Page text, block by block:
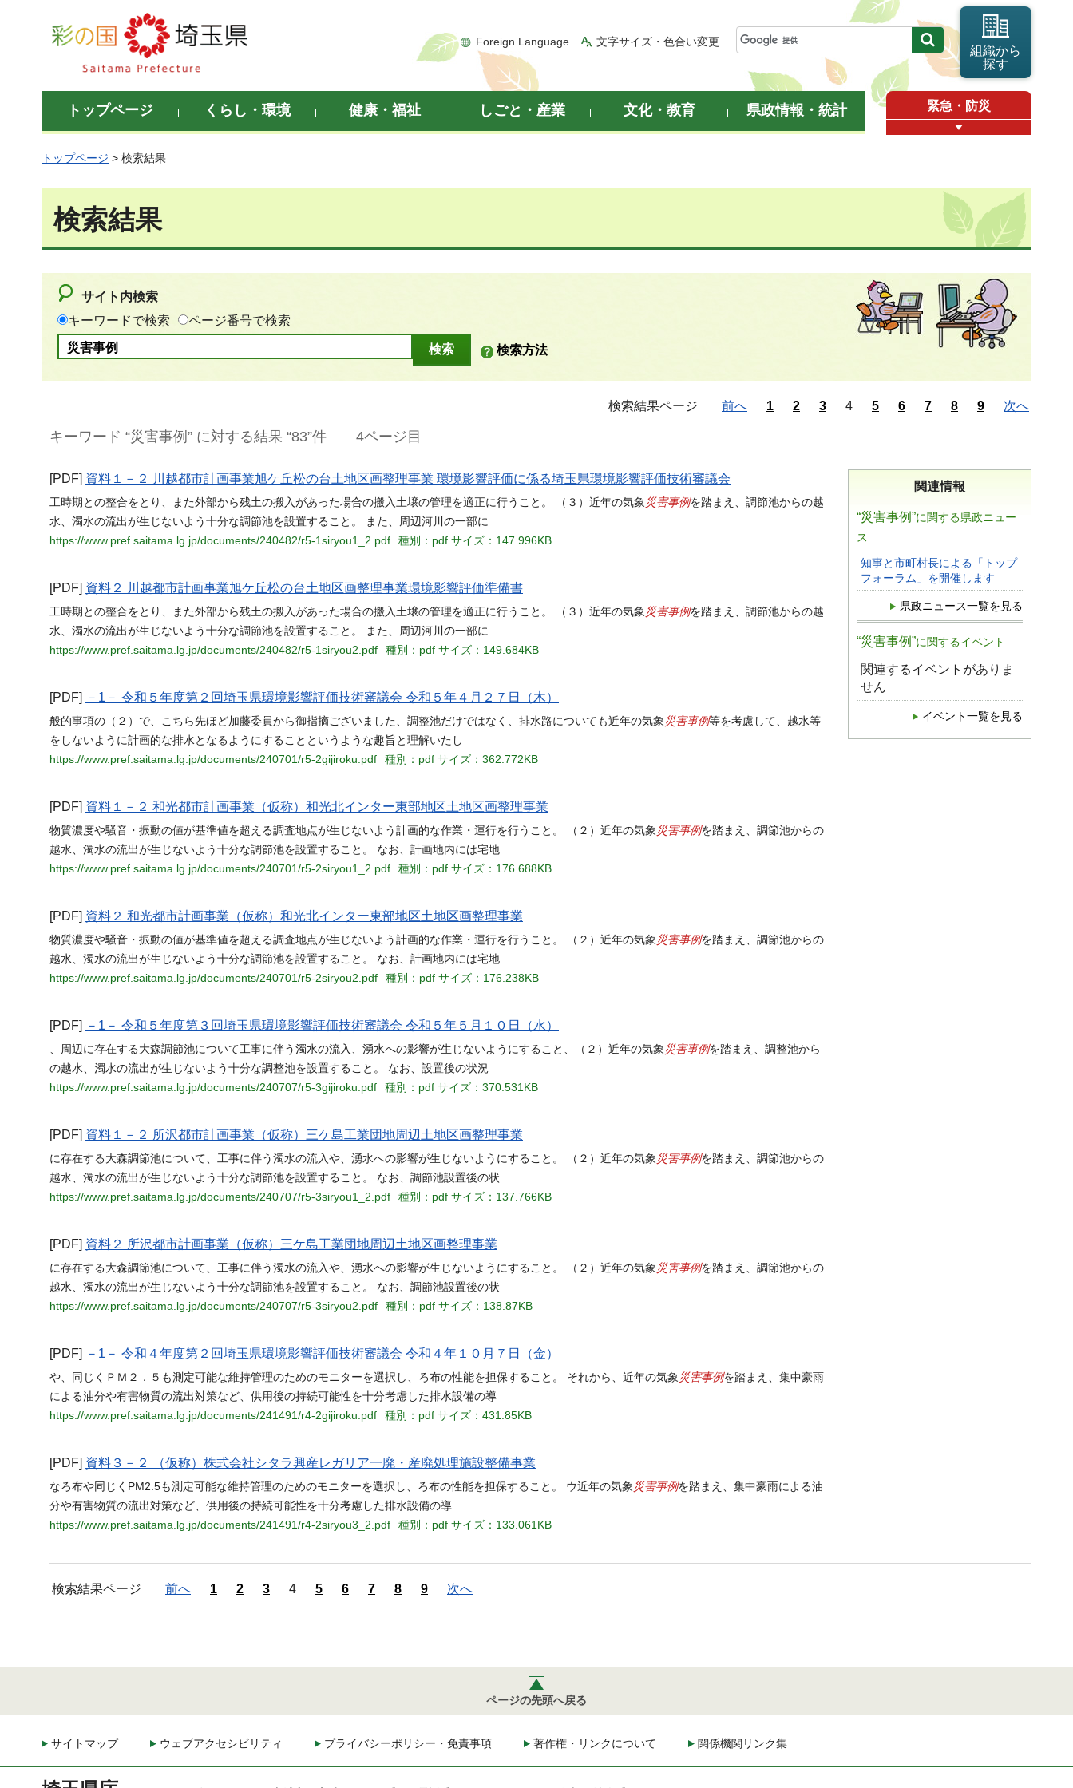
彩の国 埼玉県
Foreign Language 文字サイズ・色合い変更
組織から
探す
トップページ くらし・環境 健康・福祉 しごと・産業 文化・教育 県政情報・統計 緊急・防災
トップページ > 検索結果
検索結果
サイト内検索
キーワードで検索
ページ番号で検索
検索方法
検索結果ページ 前へ 1 2 3 4 5 6 7 8 9 次へ
キーワード “災害事例” に対する結果 “83”件 4ページ目
関連情報
“災害事例”に関する県政ニュー
ス
知事と市町村長による「トップ
フォーラム」を開催します
県政ニュース一覧を見る
“災害事例”に関するイベント
関連するイベントがありま
せん
イベント一覧を見る
[PDF] 資料１－２ 川越都市計画事業旭ケ丘松の台土地区画整理事業 環境影響評価に係る埼玉県環境影響評価技術審議会
工時期との整合をとり、また外部から残土の搬入があった場合の搬入土壌の管理を適正に行うこと。 （３）近年の気象 災害事例を踏まえ、調節池からの越
水、濁水の流出が生じないよう十分な調節池を設置すること。 また、周辺河川の一部に
https://www.pref.saitama.lg.jp/documents/240482/r5-1siryou1_2.pdf
種別：pdf サイズ：147.996KB
[PDF] 資料２ 川越都市計画事業旭ケ丘松の台土地区画整理事業環境影響評価準備書
工時期との整合をとり、また外部から残土の搬入があった場合の搬入土壌の管理を適正に行うこと。 （３）近年の気象 災害事例を踏まえ、調節池からの越
水、濁水の流出が生じないよう十分な調節池を設置すること。 また、周辺河川の一部に
https://www.pref.saitama.lg.jp/documents/240482/r5-1siryou2.pdf
種別：pdf サイズ：149.684KB
[PDF] －1－ 令和５年度第２回埼玉県環境影響評価技術審議会 令和５年４月２７日（木）
般的事項の（２）で、こちら先ほど加藤委員から御指摘ございました、調整池だけではなく、排水路についても近年の気象 災害事例等を考慮して、越水等
をしないように計画的な排水となるようにすることというような趣旨と理解いたし
https://www.pref.saitama.lg.jp/documents/240701/r5-2gijiroku.pdf
種別：pdf サイズ：362.772KB
[PDF] 資料１－２ 和光都市計画事業（仮称）和光北インター東部地区土地区画整理事業
物質濃度や騒音・振動の値が基準値を超える調査地点が生じないよう計画的な作業・運行を行うこと。 （２）近年の気象 災害事例を踏まえ、調節池からの
越水、濁水の流出が生じないよう十分な調節池を設置すること。 なお、計画地内には宅地
https://www.pref.saitama.lg.jp/documents/240701/r5-2siryou1_2.pdf
種別：pdf サイズ：176.688KB
[PDF] 資料２ 和光都市計画事業（仮称）和光北インター東部地区土地区画整理事業
物質濃度や騒音・振動の値が基準値を超える調査地点が生じないよう計画的な作業・運行を行うこと。 （２）近年の気象 災害事例を踏まえ、調節池からの
越水、濁水の流出が生じないよう十分な調節池を設置すること。 なお、計画地内には宅地
https://www.pref.saitama.lg.jp/documents/240701/r5-2siryou2.pdf
種別：pdf サイズ：176.238KB
[PDF] －1－ 令和５年度第３回埼玉県環境影響評価技術審議会 令和５年５月１０日（水）
、周辺に存在する大森調節池について工事に伴う濁水の流入、湧水への影響が生じないようにすること、（２）近年の気象 災害事例を踏まえ、調整池から
の越水、濁水の流出が生じないよう十分な調整池を設置すること。 なお、設置後の状況
https://www.pref.saitama.lg.jp/documents/240707/r5-3gijiroku.pdf
種別：pdf サイズ：370.531KB
[PDF] 資料１－２ 所沢都市計画事業（仮称）三ケ島工業団地周辺土地区画整理事業
に存在する大森調節池について、工事に伴う濁水の流入や、湧水への影響が生じないようにすること。 （２）近年の気象 災害事例を踏まえ、調節池からの
越水、濁水の流出が生じないよう十分な調節池を設置すること。 なお、調節池設置後の状
https://www.pref.saitama.lg.jp/documents/240707/r5-3siryou1_2.pdf
種別：pdf サイズ：137.766KB
[PDF] 資料２ 所沢都市計画事業（仮称）三ケ島工業団地周辺土地区画整理事業
に存在する大森調節池について、工事に伴う濁水の流入や、湧水への影響が生じないようにすること。 （２）近年の気象 災害事例を踏まえ、調節池からの
越水、濁水の流出が生じないよう十分な調節池を設置すること。 なお、調節池設置後の状
https://www.pref.saitama.lg.jp/documents/240707/r5-3siryou2.pdf
種別：pdf サイズ：138.87KB
[PDF] －1－ 令和４年度第２回埼玉県環境影響評価技術審議会 令和４年１０月７日（金）
や、同じくＰＭ２．５も測定可能な維持管理のためのモニターを選択し、ろ布の性能を担保すること。 それから、近年の気象 災害事例を踏まえ、集中豪雨
による油分や有害物質の流出対策など、供用後の持続可能性を十分考慮した排水設備の導
https://www.pref.saitama.lg.jp/documents/241491/r4-2gijiroku.pdf
種別：pdf サイズ：431.85KB
[PDF] 資料３－２ （仮称）株式会社シタラ興産レガリア一廃・産廃処理施設整備事業
なろ布や同じくPM2.5も測定可能な維持管理のためのモニターを選択し、ろ布の性能を担保すること。 ウ近年の気象 災害事例を踏まえ、集中豪雨による油
分や有害物質の流出対策など、供用後の持続可能性を十分考慮した排水設備の導
https://www.pref.saitama.lg.jp/documents/241491/r4-2siryou3_2.pdf
種別：pdf サイズ：133.061KB
検索結果ページ 前へ 1 2 3 4 5 6 7 8 9 次へ
ページの先頭へ戻る
サイトマップ ウェブアクセシビリティ プライバシーポリシー・免責事項 著作権・リンクについて 関係機関リンク集